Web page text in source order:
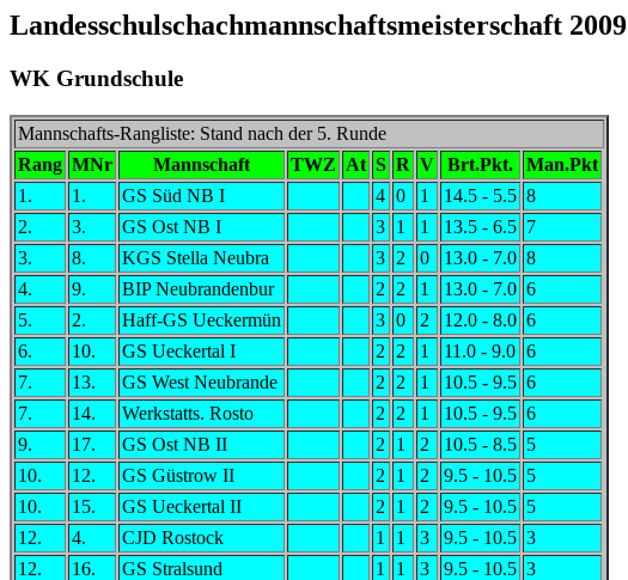
Landesschulschachmannschaftsmeisterschaft 2009
WK Grundschule
Mannschafts-Rangliste: Stand nach der 5. Runde
Rang MNr Mannschaft TWZ At S R V Brt.Pkt.
Man.Pkt
1.
1. GS Süd NB I 4 0 1 14.5 - 5.5 8
2.
3. GS Ost NB I 3 1 1 13.5 - 6.5 7
3.
8. KGS Stella Neubra 3 2 0 13.0 - 7.0 8
4.
9. BIP Neubrandenbur 2 2 1 13.0 - 7.0 6
5.
2. Haff-GS Ueckermün 3 0 2 12.0 - 8.0 6
6.
10. GS Ueckertal I 2 2 1 11.0 - 9.0 6
7.
13. GS West Neubrande 2 2 1 10.5 - 9.5 6
7.
14. Werkstatts. Rosto 2 2 1 10.5 - 9.5 6
9.
17. GS Ost NB II 2 1 2 10.5 - 8.5 5
10.
12. GS Güstrow II 2 1 2 9.5 - 10.5 5
10.
15. GS Ueckertal II 2 1 2 9.5 - 10.5 5
12.
4. CJD Rostock 1 1 3 9.5 - 10.5 3
12.
16. GS Stralsund 1 1 3 9.5 - 10.5 3